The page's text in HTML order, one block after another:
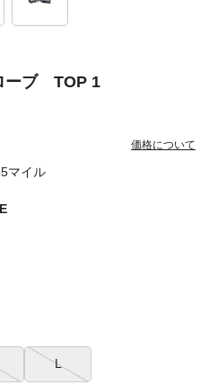
マイル
ーブ TOP 1
価格について
L